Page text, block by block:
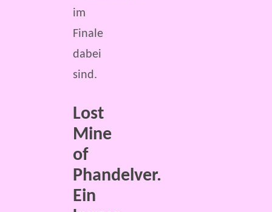
im
Finale
dabei
sind.
Lost
Mine
of
Phandelver.
Ein